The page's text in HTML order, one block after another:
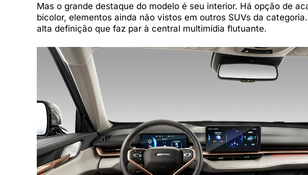
Mas o grande destaque do modelo é seu interior. Há opção de
bicolor, elementos ainda não vistos em outros SUVs da
alta definição que faz par à central multimídia flutuante.